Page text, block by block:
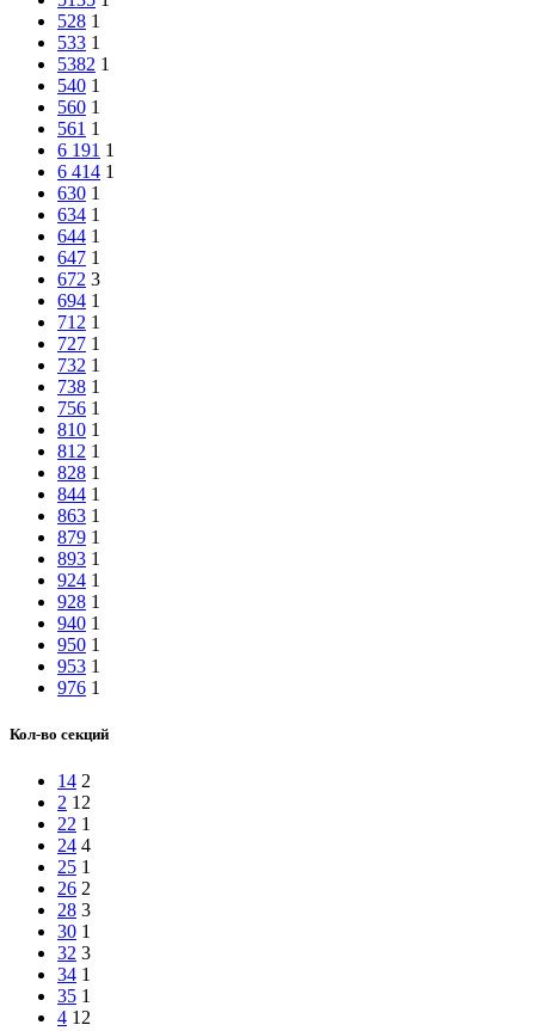
528 1
533 1
5382 1
540 1
560 1
561 1
6 191 1
6 414 1
630 1
634 1
644 1
647 1
672 3
694 1
712 1
727 1
732 1
738 1
756 1
810 1
812 1
828 1
844 1
863 1
879 1
893 1
924 1
928 1
940 1
950 1
953 1
976 1
Кол-во секций
14 2
2 12
22 1
24 4
25 1
26 2
28 3
30 1
32 3
34 1
35 1
4 12